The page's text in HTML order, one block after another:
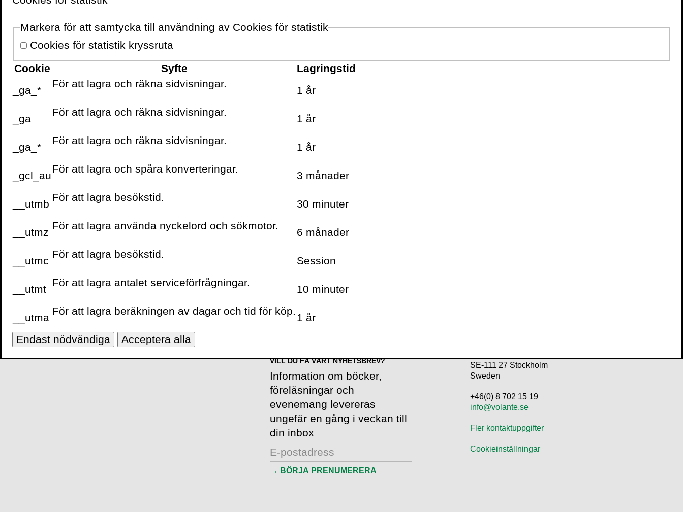
Pressbilder
VOLANTE PÅFACEBOOK
VILL DU FÅ VÅRT NYHETSBREV?
Information om böcker,
föreläsningar och
evenemang levereras
ungefär en gång i veckan till
din inbox
SE-111 27 Stockholm
Sweden
+46(0) 8 702 15 19
info@volante.se
Fler kontaktuppgifter
Cookieinställningar
Markera för att samtycka till användning av Cookies för statistik
Cookies för statistik kryssruta
Cookie
Syfte
Lagringstid
_ga_*
För att lagra och räkna sidvisningar.
1 år
_ga
För att lagra och räkna sidvisningar.
1 år
_ga_*
För att lagra och räkna sidvisningar.
1 år
_gcl_au
För att lagra och spåra konverteringar.
3 månader
__utmb
För att lagra besökstid.
30 minuter
__utmz
För att lagra använda nyckelord och sökmotor.
6 månader
__utmc
För att lagra besökstid.
Session
__utmt
För att lagra antalet serviceförfrågningar.
10 minuter
__utma
För att lagra beräkningen av dagar och tid för köp.
1 år
Endast nödvändiga
Acceptera alla